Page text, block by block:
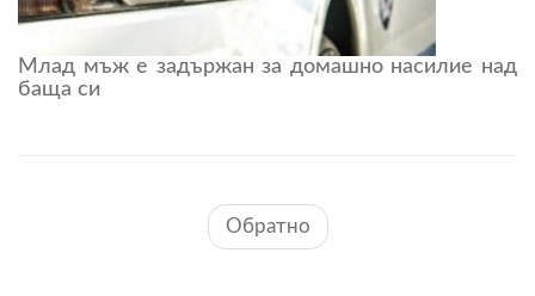
Млад мъж е задържан за домашно насилие над
баща си
Обратно